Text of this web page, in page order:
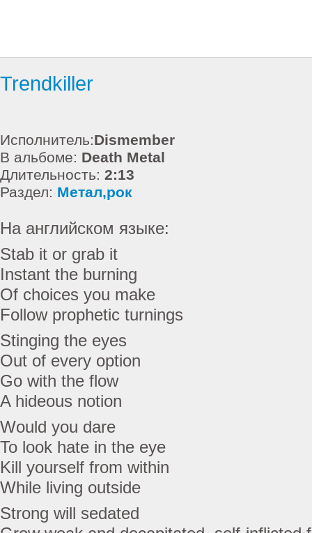
Trendkiller
Исполнитель:Dismember
В альбоме: Death Metal
Длительность: 2:13
Раздел: Метал,рок
На английском языке:
Stab it or grab it
Instant the burning
Of choices you make
Follow prophetic turnings
Stinging the eyes
Out of every option
Go with the flow
A hideous notion
Would you dare
To look hate in the eye
Kill yourself from within
While living outside
Strong will sedated